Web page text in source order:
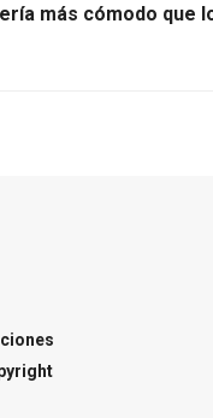
más cómodo que